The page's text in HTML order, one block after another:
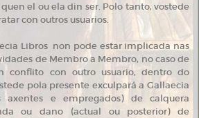
el ou ela din ser. Polo tanto, vostede
con outros usuarios.
Libros non pode estar implicada nas
de Membro a Membro, no caso de
conflito con outro usuario, dentro do
pola presente exculpará a Gallaecia
axentes e empregados) de calquera
ou dano (actual ou posterior) de